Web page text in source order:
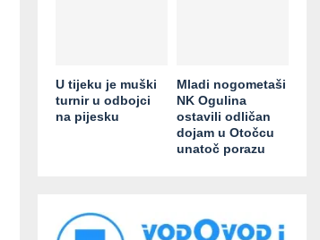
U tijeku je muški
turnir u odbojci
na pijesku
Mladi nogometaši
NK Ogulina
ostavili odličan
dojam u Otočcu
unatoč porazu